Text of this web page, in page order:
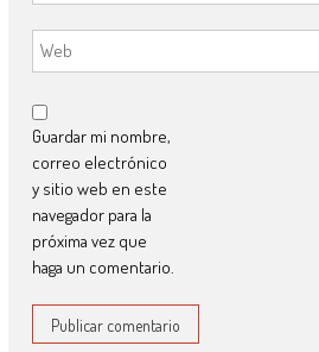
Guardar mi nombre,
correo electrónico
y sitio web en este
navegador para la
próxima vez que
haga un comentario.